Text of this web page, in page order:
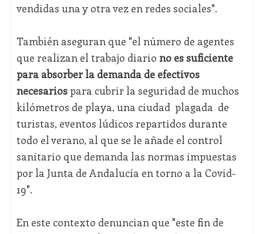
vendidas una y otra vez en redes sociales".
También aseguran que "el número de agentes
que realizan el trabajo diario no es suficiente
para absorber la demanda de efectivos
necesariospara cubrir la seguridad de muchos
kilómetros de playa, una ciudad plagada de
turistas, eventos lúdicos repartidos durante
todo el verano, al que se le añade el control
sanitario que demanda las normas impuestas
por la Junta de Andalucía en torno a la Covid-
19".
En este contexto denuncian que "este fin de